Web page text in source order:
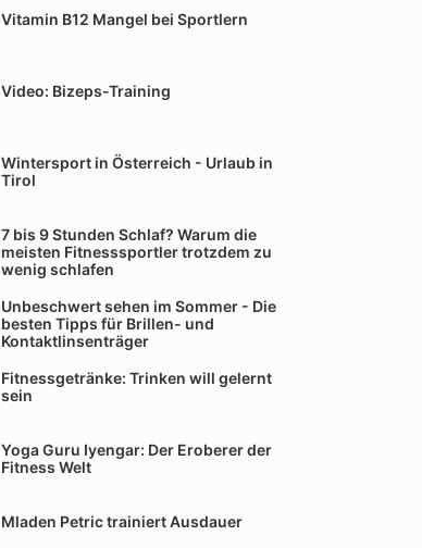
Vitamin B12 Mangel bei Sportlern
Video: Bizeps-Training
Wintersport in Österreich - Urlaub in
Tirol
7 bis 9 Stunden Schlaf? Warum die
meisten Fitnesssportler trotzdem zu
wenig schlafen
Unbeschwert sehen im Sommer - Die
besten Tipps für Brillen- und
Kontaktlinsenträger
Fitnessgetränke: Trinken will gelernt
sein
Yoga Guru Iyengar: Der Eroberer der
Fitness Welt
Mladen Petric trainiert Ausdauer